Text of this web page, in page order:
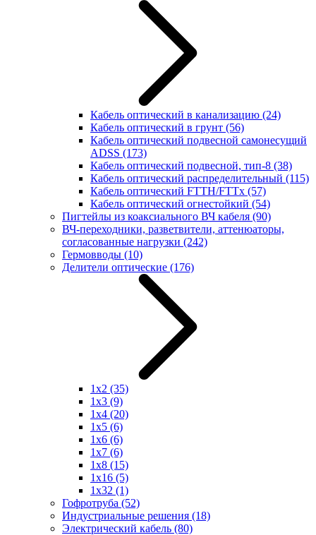
Кабель оптический в канализацию (24)
Кабель оптический в грунт (56)
Кабель оптический подвесной самонесущий
ADSS (173)
Кабель оптический подвесной, тип-8 (38)
Кабель оптический распределительный (115)
Кабель оптический FTTH/FTTx (57)
Кабель оптический огнестойкий (54)
Пигтейлы из коаксиального ВЧ кабеля (90)
ВЧ-переходники, разветвители, аттенюаторы,
согласованные нагрузки (242)
Гермовводы (10)
Делители оптические (176)
1x2 (35)
1x3 (9)
1x4 (20)
1x5 (6)
1x6 (6)
1x7 (6)
1x8 (15)
1x16 (5)
1x32 (1)
Гофротруба (52)
Индустриальные решения (18)
Электрический кабель (80)